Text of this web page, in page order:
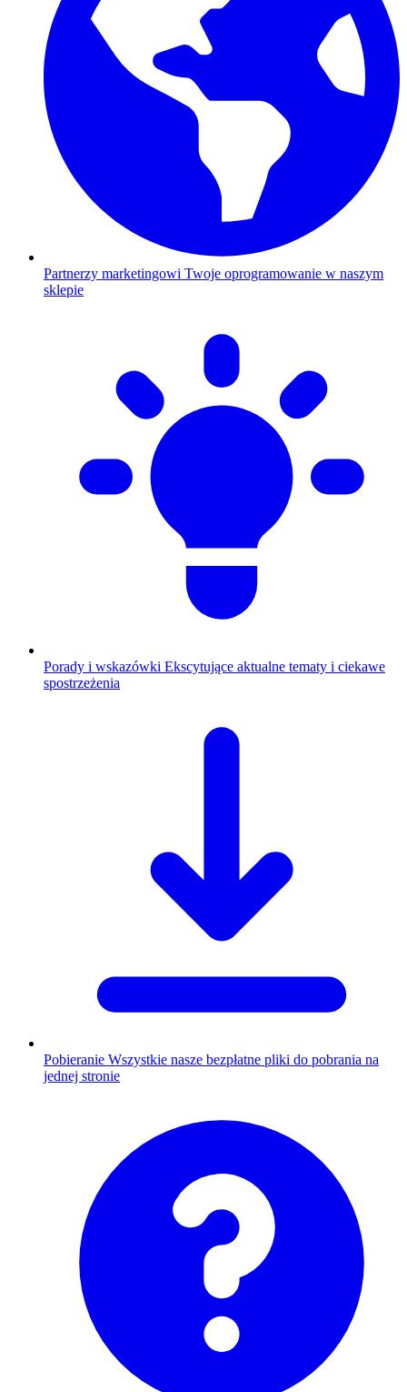
Partnerzy marketingowi Twoje oprogramowanie w naszym
sklepie
Porady i wskazówki Ekscytujące aktualne tematy i ciekawe
spostrzeżenia
Pobieranie Wszystkie nasze bezpłatne pliki do pobrania na
jednej stronie